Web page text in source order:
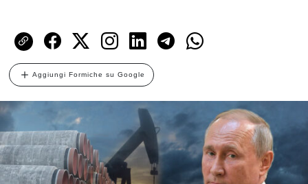
Aggiungi Formiche su Google